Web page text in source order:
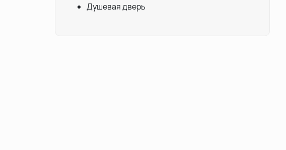
Душевая дверь